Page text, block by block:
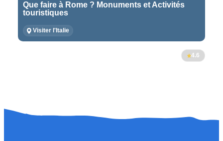
Que faire à Rome ? Monuments et Activités
touristiques
Visiter l'Italie
4.6